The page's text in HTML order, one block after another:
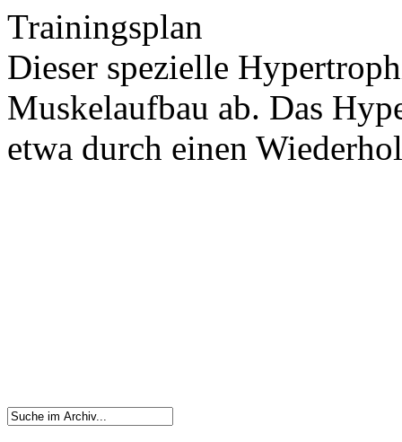
Trainingsplan
Dieser spezielle
Muskelaufbau ab. Das
etwa durch einen